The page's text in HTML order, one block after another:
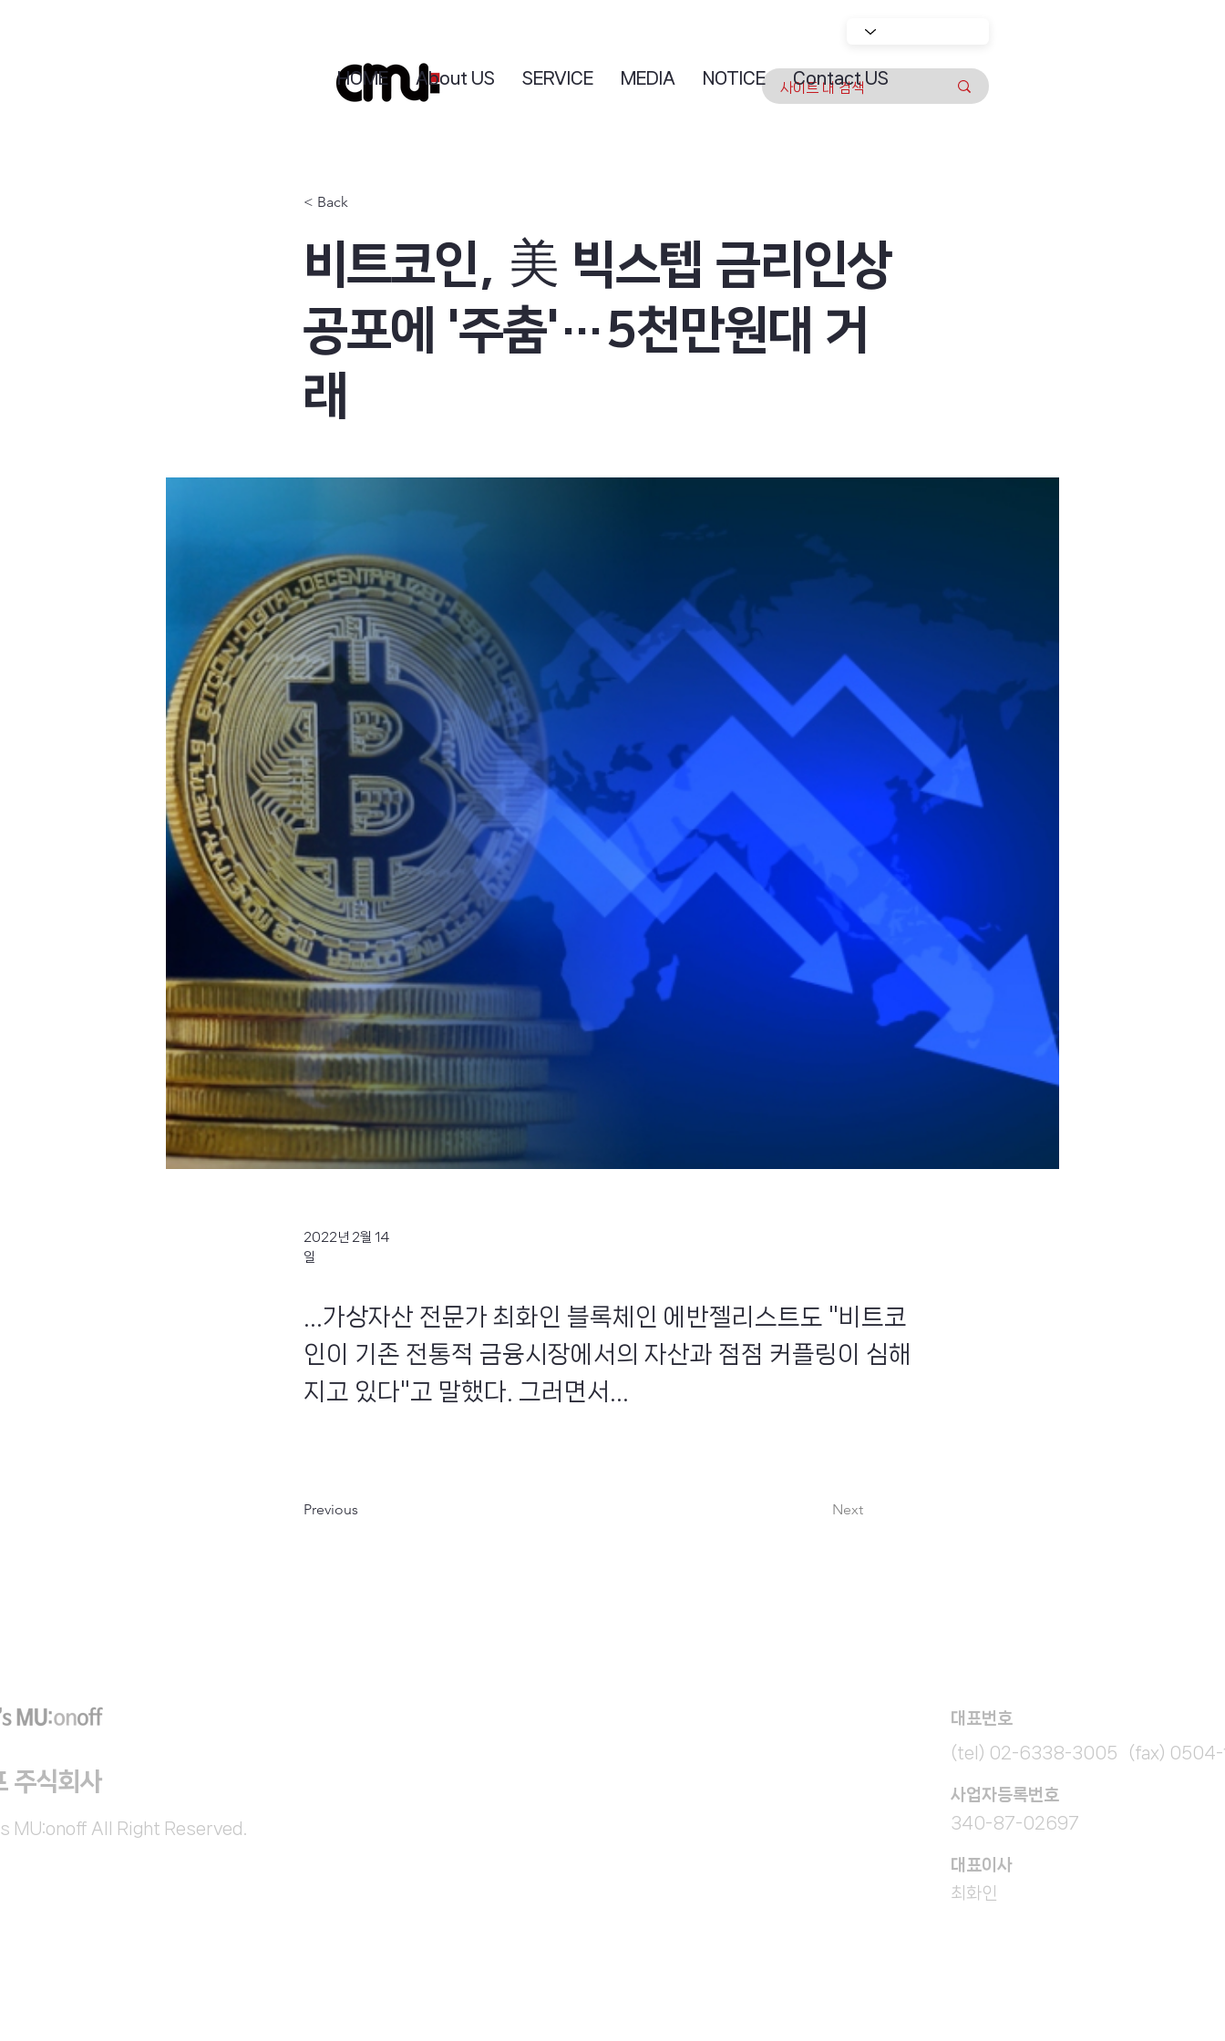
HOME About US SERVICE MEDIA NOTICE Contact US
< Back
비트코인, 美 빅스텝 금리인상
공포에 '주춤'…5천만원대 거
래
2022년 2월 14
일
...가상자산 전문가 최화인 블록체인 에반젤리스트도 "비트코
인이 기존 전통적 금융시장에서의 자산과 점점 커플링이 심해
지고 있다"고 말했다. 그러면서...
Previous Next
주식회사
MU:onoff All Right Reserved.
대표번호
(tel) 02-6338-3005 (fax) 0504-
​사업자등록번호
340-87-02697
대표이사
최화인